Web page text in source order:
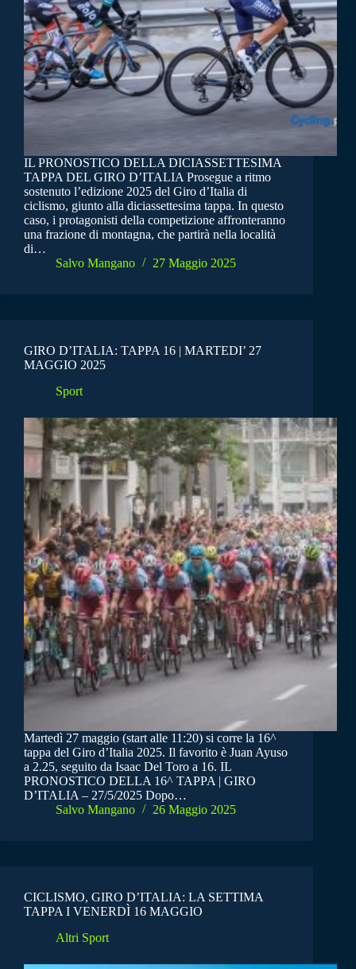
IL PRONOSTICO DELLA DICIASSETTESIMA
TAPPA DEL GIRO D’ITALIA Prosegue a ritmo
sostenuto l’edizione 2025 del Giro d’Italia di
ciclismo, giunto alla diciassettesima tappa. In questo
caso, i protagonisti della competizione affronteranno
una frazione di montagna, che partirà nella località
di…
Salvo Mangano
27 Maggio 2025
GIRO D’ITALIA: TAPPA 16 | MARTEDI’ 27
MAGGIO 2025
Sport
Martedì 27 maggio (start alle 11:20) si corre la 16^
tappa del Giro d’Italia 2025. Il favorito è Juan Ayuso
a 2.25, seguito da Isaac Del Toro a 16. IL
PRONOSTICO DELLA 16^ TAPPA | GIRO
D’ITALIA – 27/5/2025 Dopo…
Salvo Mangano
26 Maggio 2025
CICLISMO, GIRO D’ITALIA: LA SETTIMA
TAPPA I VENERDÌ 16 MAGGIO
Altri Sport